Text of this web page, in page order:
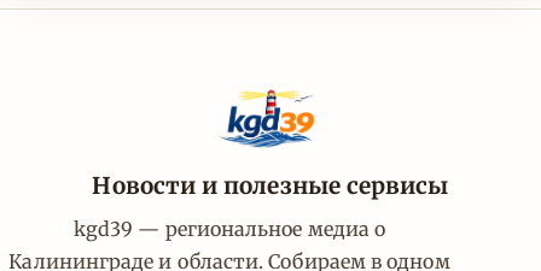
Новости и полезные сервисы
kgd39 — региональное медиа о
Калининграде и области. Собираем в одном